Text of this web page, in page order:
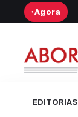
● Agora
EDITORIAS